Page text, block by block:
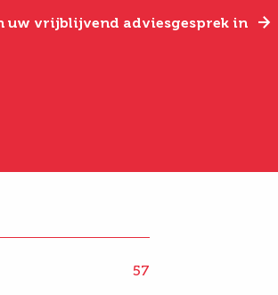
uw vrijblijvend adviesgesprek in
57